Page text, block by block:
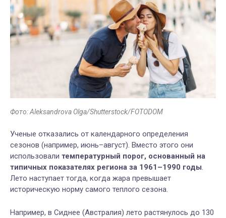
Фото: Aleksandrova Olga/Shutterstock/FOTODOM
Ученые отказались от календарного определения
сезонов (например, июнь–август). Вместо этого они
использовали температурный порог, основанный на
типичных показателях региона за 1961–1990 годы.
Лето наступает тогда, когда жара превышает
историческую норму самого теплого сезона.
Например, в Сиднее (Австралия) лето растянулось до 130